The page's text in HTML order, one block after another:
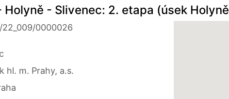
- Slivenec: 2. etapa (úsek
0000026
hl. m. Prahy, a.s.